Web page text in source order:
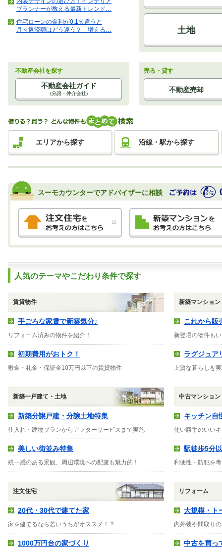
土地
プランナーが教える最新トレンド…
住宅ローンの金利が0.1％違うと
月々返済額はどう違う？ 増える…
不動産会社を探す
不動産会社ガイド
(分譲・仲介会社)
売る・貸す
不動産売却
エリアから探す 沿線・駅から探す
スーモカウンターでアドバイザーに相談
人気のテーマやこだわり条件で探す
賃貸物件
手ごろな家賃で新築気分♪
リフォーム済みの物件を紹介！
初期費用がおトク！
敷金・礼金・保証金10万円以下の賃貸物件
新築マンション
これから販
新登場の物件も
ラグジュア
上質な暮らしを
新築一戸建て・土地
新築分譲戸建・分譲土地特集
仕入れ・建物プランからアフターサービスまで実施
美しい街並み特集
統一感のある景観、周辺環境への配慮も魅力的！
中古マンション
キッチン自
使い勝手のいい
駅徒歩5分
利便性・防犯を
注文住宅
20代・30代で建てた家
家を建てるなら若いうちがオススメ！？
1000万円台の家づくり
リフォーム
大規模・ト
内外装や間取り
中古を買っ